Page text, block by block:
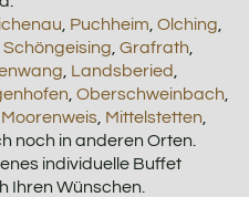
Puchheim ,Olching
,Schöngeising ,Grafrath
Landsberied
,Oberschweinbach
Moorenweis Mittelstetten
noch in anderen Orten.
individuelle Buffet
Ihren Wünschen.